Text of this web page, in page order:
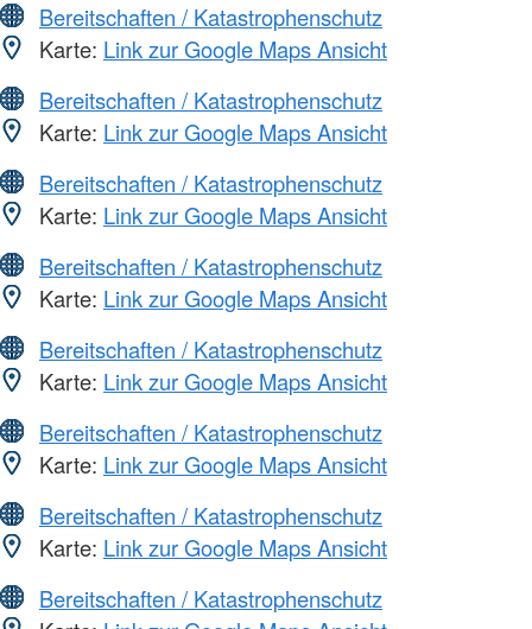
Bereitschaften / Katastrophenschutz
Karte: Link zur Google Maps Ansicht
Bereitschaften / Katastrophenschutz
Karte: Link zur Google Maps Ansicht
Bereitschaften / Katastrophenschutz
Karte: Link zur Google Maps Ansicht
Bereitschaften / Katastrophenschutz
Karte: Link zur Google Maps Ansicht
Bereitschaften / Katastrophenschutz
Karte: Link zur Google Maps Ansicht
Bereitschaften / Katastrophenschutz
Karte: Link zur Google Maps Ansicht
Bereitschaften / Katastrophenschutz
Karte: Link zur Google Maps Ansicht
Bereitschaften / Katastrophenschutz